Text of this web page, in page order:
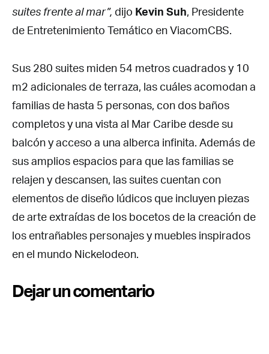
suites frente al mar”, dijo Kevin Suh, Presidente
de Entretenimiento Temático en ViacomCBS.
Sus 280 suites miden 54 metros cuadrados y 10
m2 adicionales de terraza, las cuáles acomodan a
familias de hasta 5 personas, con dos baños
completos y una vista al Mar Caribe desde su
balcón y acceso a una alberca infinita. Además de
sus amplios espacios para que las familias se
relajen y descansen, las suites cuentan con
elementos de diseño lúdicos que incluyen piezas
de arte extraídas de los bocetos de la creación de
los entrañables personajes y muebles inspirados
en el mundo Nickelodeon.
Dejar un comentario